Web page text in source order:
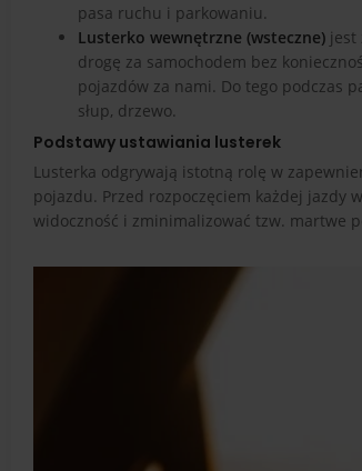
pasa ruchu i parkowaniu.
Lusterko wewnętrzne (wsteczne) jest
drogę za samochodem bez
pojazdów za nami. Do tego podczas
słup, drzewo.
Podstawy ustawiania lusterek
Lusterka odgrywają istotną rolę w
pojazdu. Przed rozpoczęciem każdej jazdy
widoczność i zminimalizować tzw. martwe